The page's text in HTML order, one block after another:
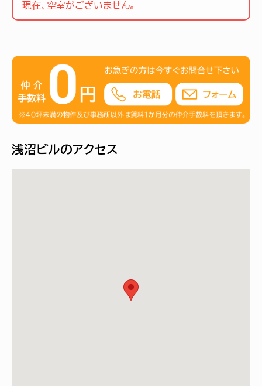
現在、空室がございません。
浅沼ビルのアクセス